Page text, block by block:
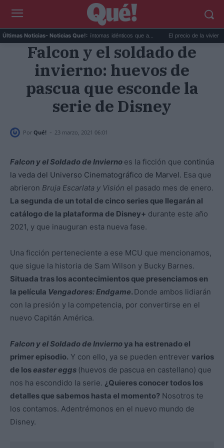
Últimas Noticias- Noticias Que!:
extremo y ansiedad: síntomas idénticos que a... El precio de la vivienda en
Falcon y el soldado de
invierno: huevos de
pascua que esconde la
serie de Disney
Por Qué! - 23 marzo, 2021 06:01
Falcon y el Soldado de Invierno es la ficción que continúa
la veda del Universo Cinematográfico de Marvel. Esa que
abrieron Bruja Escarlata y Visión el pasado mes de enero.
La segunda de un total de cinco series que llegarán al
catálogo de la plataforma de Disney+ durante este año
2021, y que inauguran esta nueva fase.
Una ficción perteneciente a ese MCU que mencionamos,
que sigue la historia de Sam Wilson y Bucky Barnes.
Situada tras los acontecimientos que presenciamos en
la película Vengadores: Endgame. Donde ambos lidiarán
con la presión y la competencia, por convertirse en el
nuevo Capitán América.
Falcon y el Soldado de Inviernoya ha estrenado el
primer episodio. Y con ello, ya se pueden entrever varios
de loseaster eggs (huevos de pascua en castellano) que
nos ha escondido la serie. ¿Quieres conocer todos los
detalles que sabemos hasta el momento? Nosotros te
los contamos. Adentrémonos en el nuevo mundo de
Disney.